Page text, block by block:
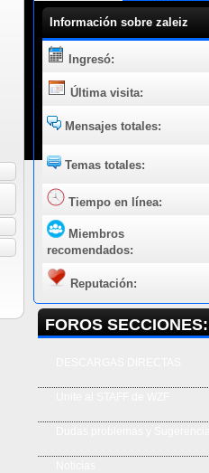
Información sobre zaleiz
Ingresó:
Última visita:
Mensajes totales:
Temas totales:
Tiempo en línea:
Miembros
recomendados:
Reputación:
FOROS SECCIONES: